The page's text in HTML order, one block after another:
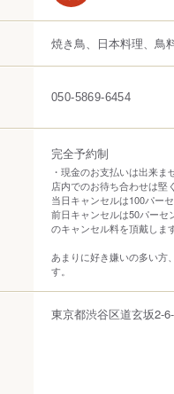
焼き鳥、日本料理、鳥
050-5869-6454
完全予約制
・現金のお支払いは出来ま
店内でのお待ち合わせは堅
当日キャンセルは100パー
前日キャンセルは50パーセ
のキャンセル料を頂戴します
あまりに好き嫌いの多い方
す。
東京都渋谷区道玄坂2-